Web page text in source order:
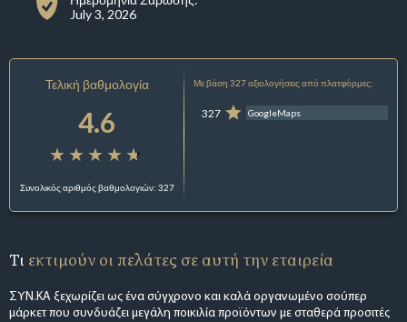
July 3, 2026
Τελική βαθμολογία
4.6
Συνολικός αριθμός βαθμολογιών: 327
Με βάση 327 αξιολογήσεις από πλατφόρμες:
327 GoogleMaps
Τι εκτιμούν οι πελάτες σε αυτή την εταιρεία
ΣΥΝ.ΚΑ ξεχωρίζει ως ένα σύγχρονο και καλά οργανωμένο σούπερ
μάρκετ που συνδυάζει μεγάλη ποικιλία προϊόντων με σταθερά προσιτές